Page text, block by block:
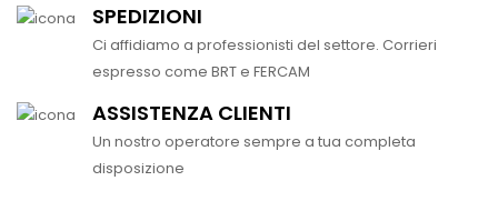
SPEDIZIONI
Ci affidiamo a professionisti del settore. Corrieri
espresso come BRT e FERCAM
ASSISTENZA CLIENTI
Un nostro operatore sempre a tua completa
disposizione